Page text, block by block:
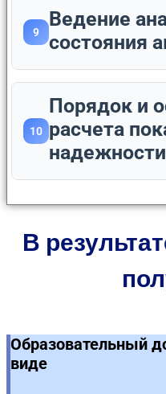
9
Ведение
состояния
10
Порядок и
расчета
надежности
В
Образовательный
виде